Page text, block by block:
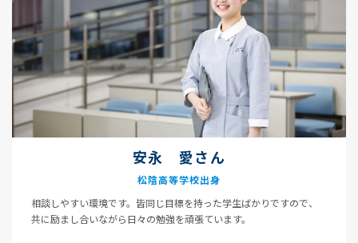
安永 愛さん
松陰高等学校出身
相談しやすい環境です。皆同じ目標を持った学生ばかりですので、
共に励まし合いながら日々の勉強を頑張ています。